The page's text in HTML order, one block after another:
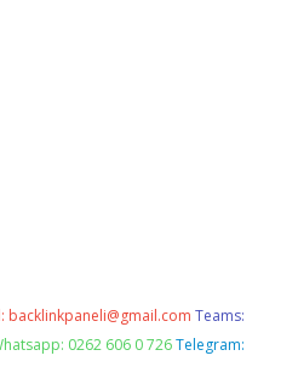
backlinkpaneli@gmail.com Teams:
0262 606 0 726 Telegram: